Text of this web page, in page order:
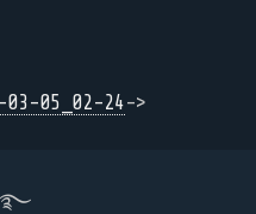
03-05_02-24->
࿐